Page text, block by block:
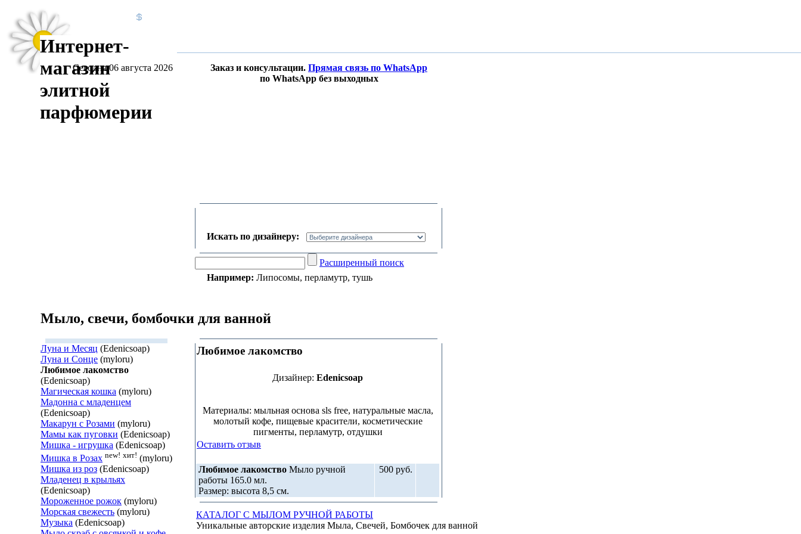
Интернет-
магазин
элитной
парфюмерии
Сегодня 06 августа 2026 Заказ и консультации. Прямая связь по WhatsApp
по WhatsApp без выходных
Искать по дизайнеру:
Расширенный поиск
Например: Липосомы, перламутр, тушь
Мыло, свечи, бомбочки для ванной
Луна и Месяц (Edenicsoap)
Луна и Сонце (myloru)
Любимое лакомство
(Edenicsoap)
Магическая кошка (myloru)
Мадонна с младенцем
(Edenicsoap)
Макарун с Розами (myloru)
Мамы как пуговки (Edenicsoap)
Мишка - игрушка (Edenicsoap)
Мишка в Розах new! хит! (myloru)
Мишка из роз (Edenicsoap)
Младенец в крыльях
(Edenicsoap)
Мороженное рожок (myloru)
Морская свежесть (myloru)
Музыка (Edenicsoap)
Любимое лакомство
Дизайнер: Edenicsoap
Материалы: мыльная основа sls free, натуральные масла,
молотый кофе, пищевые красители, косметические
пигменты, перламутр, отдушки
Оставить отзыв
Любимое лакомство Мыло ручной
работы 165.0 мл.
Размер: высота 8,5 см.
500 руб.
КАТАЛОГ С МЫЛОМ РУЧНОЙ РАБОТЫ
Уникальные авторские изделия Мыла, Свечей, Бомбочек для ванной